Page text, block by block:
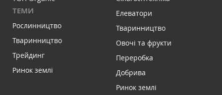
ТЕМИ
Рослинництво
Тваринництво
Трейдинг
Ринок землі
Елеватори
Тваринництво
Овочі та фрукти
Переробка
Добрива
Ринок землі